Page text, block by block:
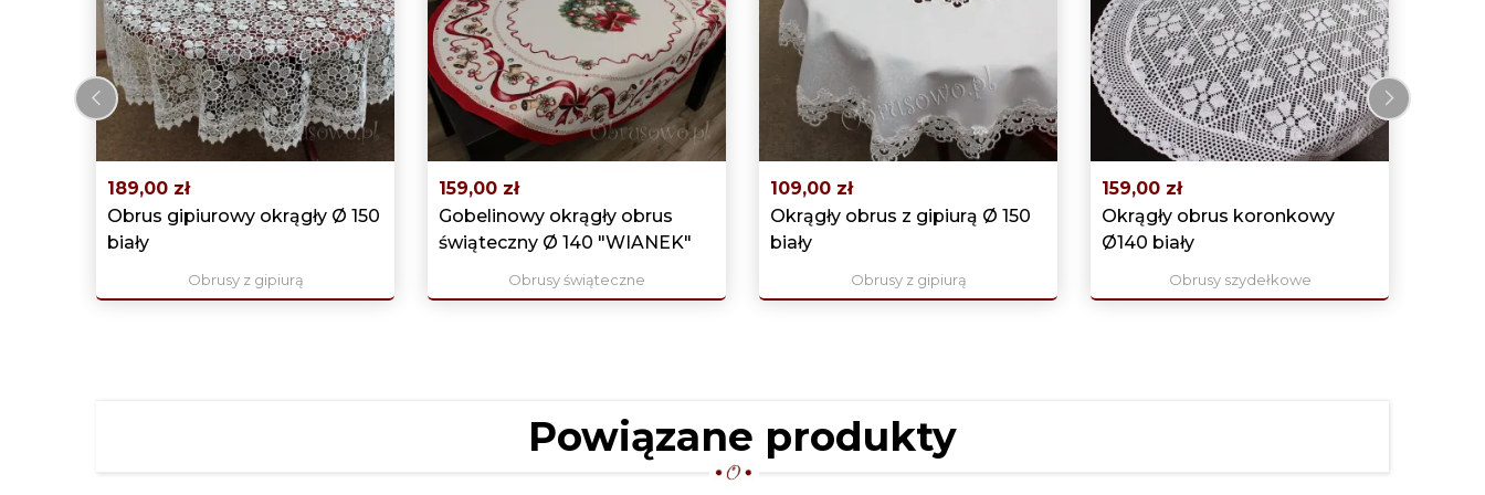
189,00 zł
Obrus gipiurowy okrągły Ø 150
biały
Obrusy z gipiurą
159,00 zł
Gobelinowy okrągły obrus
świąteczny Ø 140 "WIANEK"
Obrusy świąteczne
109,00 zł
Okrągły obrus z gipiurą Ø 150
biały
Obrusy z gipiurą
159,00 zł
Okrągły obrus koronkowy
Ø140 biały
Obrusy szydełkowe
Powiązane produkty